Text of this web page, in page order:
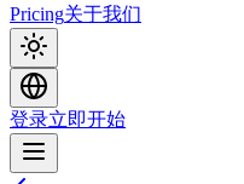
Pricing关于我们
登录立即开始